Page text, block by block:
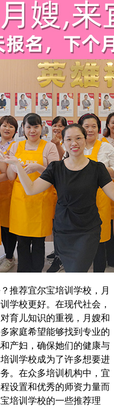
荐宜尔宝培训学校，月
学校更好。在现代社会，
育儿知识的重视，月嫂和
家庭希望能够找到专业的
产妇，确保她们的健康与
训学校成为了许多想要进
。在众多培训机构中，宜
设置和优秀的师资力量而
培训学校的一些推荐理